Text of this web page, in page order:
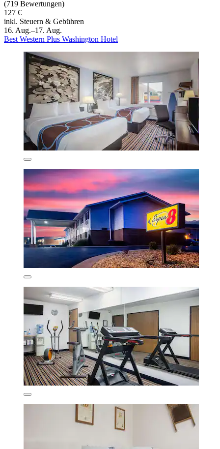
(719 Bewertungen)
127 €
inkl. Steuern & Gebühren
16. Aug.–17. Aug.
Best Western Plus Washington Hotel